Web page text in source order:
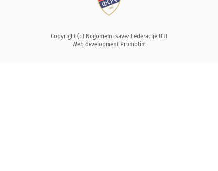
Copyright (c) Nogometni savez Federacije BiH
Web development Promotim